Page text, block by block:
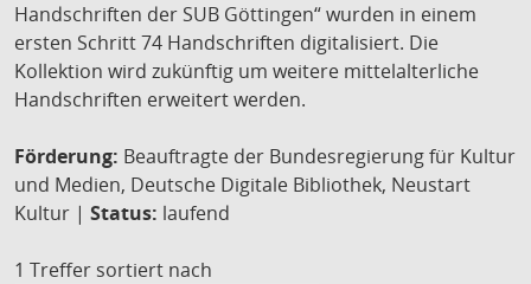
Handschriften der SUB Göttingen“ wurden in einem
ersten Schritt 74 Handschriften digitalisiert. Die
Kollektion wird zukünftig um weitere mittelalterliche
Handschriften erweitert werden.
Förderung: Beauftragte der Bundesregierung für Kultur
und Medien, Deutsche Digitale Bibliothek, Neustart
Kultur | Status: laufend
1 Treffer sortiert nach